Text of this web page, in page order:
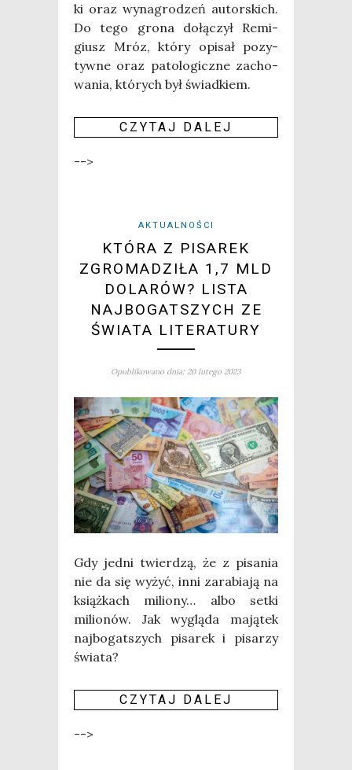
ki oraz wyna­gro­dzeń autor­skich.
Do tego gro­na dołą­czył Remi­
giusz Mróz, któ­ry opi­sał pozy­
tyw­ne oraz pato­lo­gicz­ne zacho­
wa­nia, któ­rych był świadkiem.
CZY­TAJ DALEJ
-->
AKTUALNOŚCI
KTÓRA Z PISAREK
ZGROMADZIŁA 1,7 MLD
DOLARÓW? LISTA
NAJBOGATSZYCH ZE
ŚWIATA LITERATURY
Opublikowano dnia: 20 lutego 2023
Gdy jed­ni twier­dzą, że z pisa­nia
nie da się wyżyć, inni zara­bia­ją na
książ­kach milio­ny… albo set­ki
milio­nów. Jak wyglą­da mają­tek
naj­bo­gat­szych pisa­rek i pisa­rzy
świa­ta?
CZY­TAJ DALEJ
-->